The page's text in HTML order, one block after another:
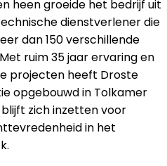
heen groeide het bedrijf uit
dienstverlener die
dan 150 verschillende
ruim 35 jaar ervaring en
projecten heeft Droste
opgebouwd in Tolkamer
zich inzetten voor
in het